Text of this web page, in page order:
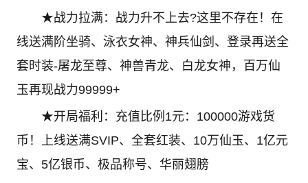
★战力拉满：战力升不上去?这里不存在！在
线送满阶坐骑、泳衣女神、神兵仙剑、登录再送全
套时装-屠龙至尊、神兽青龙、白龙女神，百万仙
玉再现战力99999+
★开局福利：充值比例1元：100000游戏货
币！上线送满SVIP、全套红装、10万仙玉、1亿元
宝、5亿银币、极品称号、华丽翅膀